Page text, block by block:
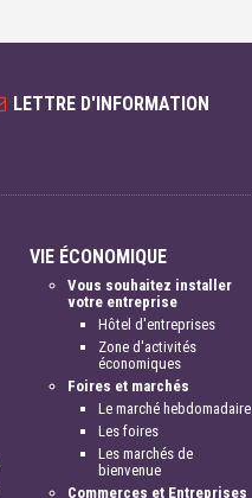
LETTRE D'INFORMATION
VIE ÉCONOMIQUE
Vous souhaitez installer
votre entreprise
Hôtel d'entreprises
Zone d'activités
économiques
Foires et marchés
Le marché hebdomadaire
Les foires
Les marchés de
bienvenue
Commerces et Entreprises